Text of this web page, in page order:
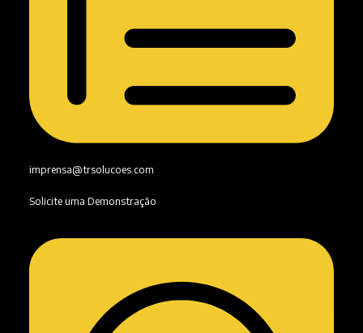
imprensa@trsolucoes.com
Solicite uma Demonstração